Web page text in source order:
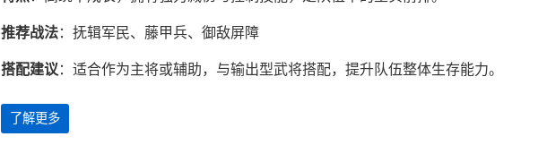
推荐战法：抚辑军民、藤甲兵、御敌屏障
搭配建议 ：适合作为主将或辅助，与输出型武将搭配，提升队伍整体生存能力。
了解更多